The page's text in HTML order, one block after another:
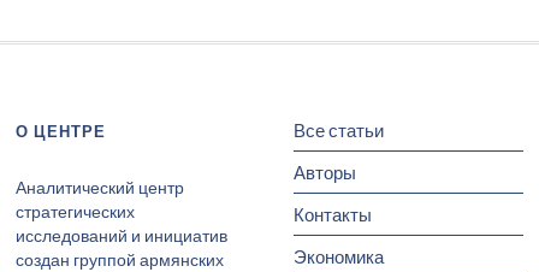
О ЦЕНТРЕ
Аналитический центр
стратегических
исследований и инициатив
создан группой армянских
Все статьи
Авторы
Контакты
Экономика